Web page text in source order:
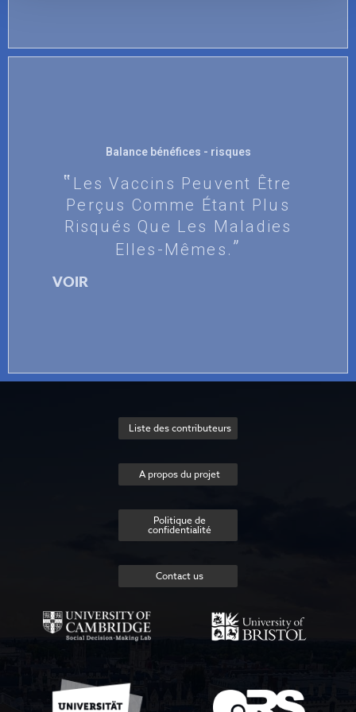
Balance bénéfices - risques
Les Vaccins Peuvent Être
Perçus Comme Étant Plus
Risqués Que Les Maladies
Elles-Mêmes.
VOIR
Liste des contributeurs
A propos du projet
Politique de
confidentialité
Contact us